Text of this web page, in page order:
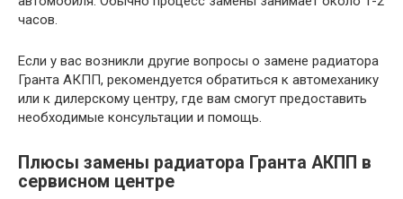
часов.
Если у вас возникли другие вопросы о замене радиатора
Гранта АКПП, рекомендуется обратиться к автомеханику
или к дилерскому центру, где вам смогут предоставить
необходимые консультации и помощь.
Плюсы замены радиатора Гранта АКПП в
сервисном центре